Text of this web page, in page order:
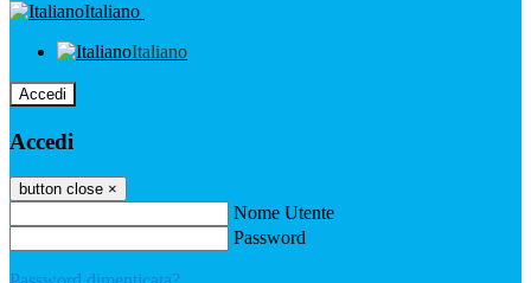
Italiano
Italiano
Accedi
Accedi
button close ×
Nome Utente
Password